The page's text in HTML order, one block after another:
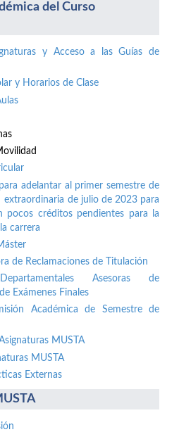
del Curso
y Acceso a las Guías de
y Horarios de Clase
adelantar al primer semestre de
extraordinaria de julio de 2023 para
pocos créditos pendientes para la
carrera
de Reclamaciones de Titulación
Asesoras de
Exámenes Finales
Académica de Semestre de
MUSTA
MUSTA
Externas